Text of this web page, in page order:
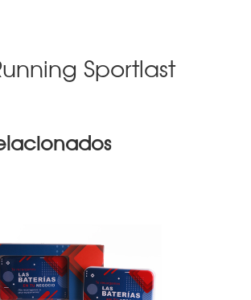
Sportlast